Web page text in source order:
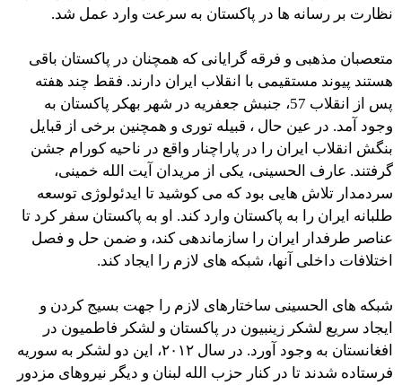
نظارت بر رسانه ها در پاکستان به سرعت وارد عمل شد.
متعصبان مذهبی و فرقه گرایانی که همچنان در پاکستان باقی
هستند پیوند مستقیمی با انقلاب ایران دارند. فقط چند هفته
پس از انقلاب 57، جنبش جعفریه در شهر بهکر پاکستان به
وجود آمد. در عین حال ، قبیله توری و همچنین برخی از قبایل
بنگش انقلاب ایران را در پاراچنار واقع در ناحیه کورام جشن
گرفتند. عارف الحسینی، یکی از مریدان آیت الله خمینی،
سردمدار تلاش هایی بود که می کوشید تا ایدئولوژی توسعه
طلبانه ایران را به پاکستان وارد کند. او به پاکستان سفر کرد تا
عناصر طرفدار ایران را سازماندهی کند، و ضمن حل و فصل
اختلافات داخلی آنها، شبکه های لازم را ایجاد کند.
شبکه های الحسینی ساختارهای لازم را جهت بسیج کردن و
ایجاد سریع لشکر زینبیون در پاکستان و لشکر فاطمیون در
افغانستان به وجود آورد. در سال ۲۰۱۲، این دو لشکر به سوریه
فرستاده شدند تا در کنار حزب الله لبنان و دیگر نیروهای مزدور